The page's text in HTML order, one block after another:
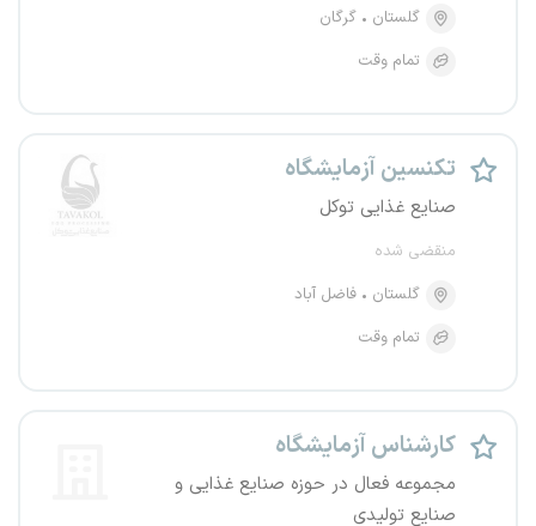
گلستان
گرگان
تمام وقت
تکنسین آزمایشگاه
صنایع غذایی توکل
منقضی شده
گلستان
فاضل آباد
تمام وقت
کارشناس آزمایشگاه
مجموعه فعال در حوزه صنایع غذایی و
صنایع تولیدی